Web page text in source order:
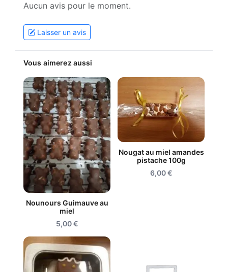
Aucun avis pour le moment.
Laisser un avis
Vous aimerez aussi
Nounours Guimauve au
miel
5,00€
Nougat au miel amandes
pistache 100g
6,00€